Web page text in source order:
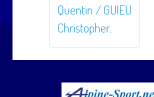
Quentin / GUIEU
Christopher.